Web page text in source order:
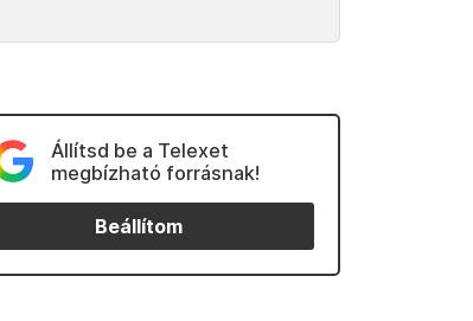
Állítsd be a Telexet
megbízható forrásnak!
Beállítom